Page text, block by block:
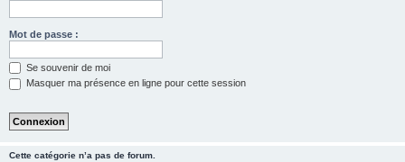
Mot de passe :
Se souvenir de moi
Masquer ma présence en ligne pour cette session
Cette catégorie n’a pas de forum.